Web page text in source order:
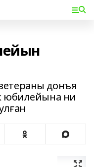
донъя
юбилейына ни